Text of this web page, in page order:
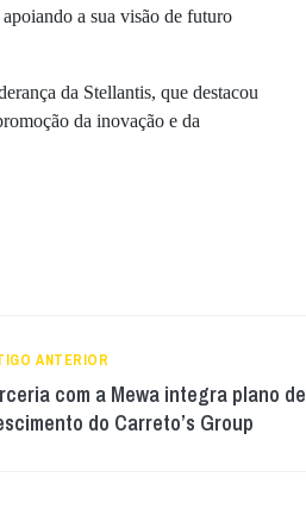
a sua visão de futuro
da Stellantis, que destacou
da inovação e da
ANTERIOR
com a Mewa integra plano de
do Carreto’s Group